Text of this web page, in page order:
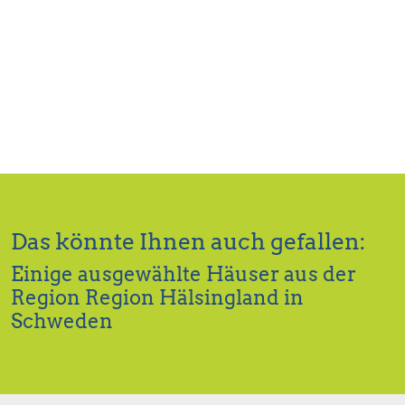
Das könnte Ihnen auch gefallen:
Einige ausgewählte Häuser aus der
Region Region Hälsingland in
Schweden